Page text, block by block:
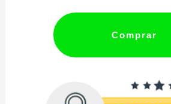
Vw
Ap
STD-
Comprar